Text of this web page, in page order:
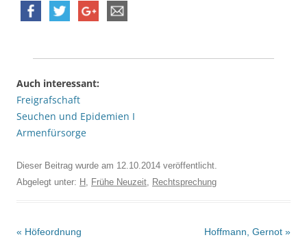
Auch interessant:
Freigrafschaft
Seuchen und Epidemien I
Armenfürsorge
Dieser Beitrag wurde am 12.10.2014 veröffentlicht.
Abgelegt unter: H Frühe Neuzeit Rechtsprechung
Beitrags-
« Höfeordnung Hoffmann, Gernot »